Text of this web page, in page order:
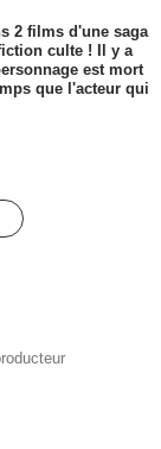
2 films d'une saga
culte ! Il y a
est mort
que l'acteur qui